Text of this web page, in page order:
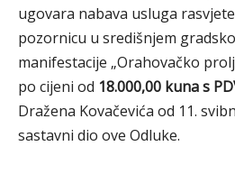
ugovara nabava usluga
pozornicu u središnjem
manifestacije „Orahovačko
po cijeni od 18.000,00 kuna s
Dražena Kovačevića od 11.
sastavni dio ove Odluke.